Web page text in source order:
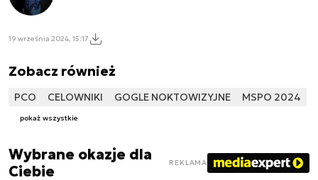
19 września 2024, 15:17
Zobacz również
PCO CELOWNIKI GOGLE NOKTOWIZYJNE MSPO 2024
pokaż wszystkie
Wybrane okazje dla
Ciebie
REKLAMA